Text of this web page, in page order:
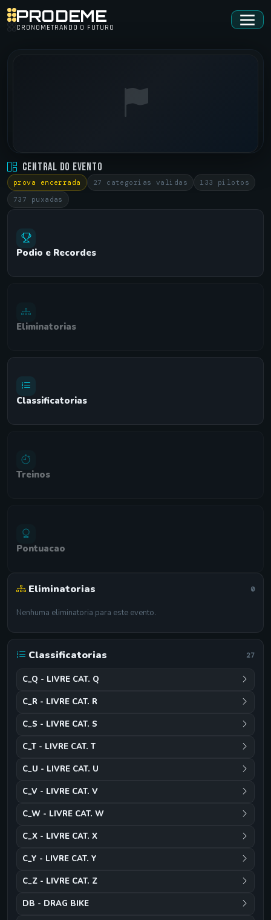
PRODEME
CRONOMETRANDO O FUTURO
SPIDCUP 2025 • PRE STAGE
SPID/SP • 14/02/2025
Central do Evento
prova encerrada 27 categorias validas
133 pilotos
737 puxadas
Podio e Recordes
Eliminatorias
Classificatorias
Treinos
Pontuacao
Eliminatorias 0
Nenhuma eliminatoria para este evento.
Classificatorias 27
C_Q - LIVRE CAT. Q
C_R - LIVRE CAT. R
C_S - LIVRE CAT. S
C_T - LIVRE CAT. T
C_U - LIVRE CAT. U
C_V - LIVRE CAT. V
C_W - LIVRE CAT. W
C_X - LIVRE CAT. X
C_Y - LIVRE CAT. Y
C_Z - LIVRE CAT. Z
DB - DRAG BIKE